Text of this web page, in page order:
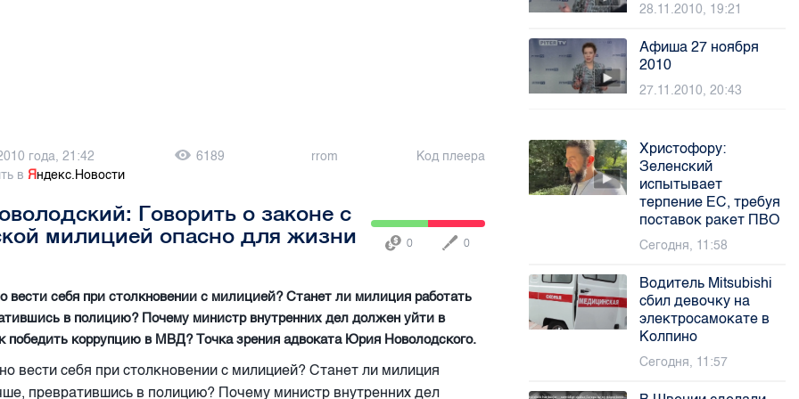
года, 21:42 6189 rrom
Код плеера
вЯндекс.Новости
Говорить о законе с
милицией опасно для жизни
0 0
вести себя при столкновении с милицией? Станет ли милиция работать
в полицию? Почему министр внутренних дел должен уйти в
победить коррупцию в МВД? Точка зрения адвоката Юрия Новолодского.
вести себя при столкновении с милицией? Станет ли милиция
превратившись в полицию? Почему министр внутренних дел
28.11.2010, 19:21
Афиша 27 ноября
2010
27.11.2010, 20:43
Христофору:
Зеленский
испытывает
терпение ЕС, требуя
поставок ракет ПВО
Сегодня, 11:58
Водитель Mitsubishi
сбил девочку на
электросамокате в
Колпино
Сегодня, 11:57